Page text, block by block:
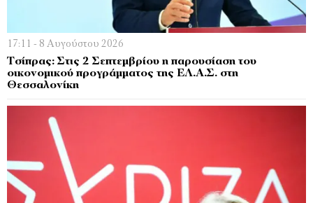
17:11 - 8 Αυγούστου 2026
Τσίπρας: Στις 2 Σεπτεμβρίου η παρουσίαση του
οικονομικού προγράμματος της ΕΛ.Α.Σ. στη
Θεσσαλονίκη